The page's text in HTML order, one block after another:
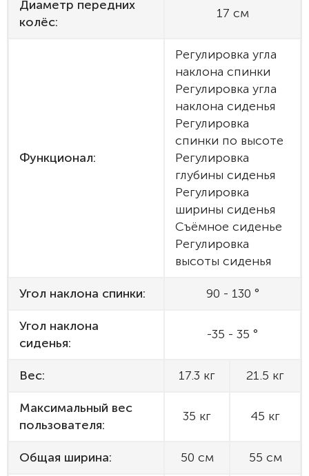
Диаметр передних
колёс:
17 см
Функционал:
Регулировка угла
наклона спинки
Регулировка угла
наклона сиденья
Регулировка
спинки по высоте
Регулировка
глубины сиденья
Регулировка
ширины сиденья
Съёмное сиденье
Регулировка
высоты сиденья
Угол наклона спинки: 90 - 130 °
Угол наклона
сиденья:
-35 - 35 °
Вес: 17.3 кг 21.5 кг
Максимальный вес
пользователя:
35 кг 45 кг
Общая ширина: 50 см 55 см